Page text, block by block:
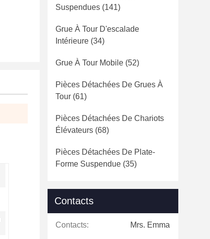
Suspendues (141)
Grue À Tour D'escalade
Intérieure (34)
Grue À Tour Mobile (52)
Pièces Détachées De Grues À
Tour (61)
Pièces Détachées De Chariots
Élévateurs (68)
Pièces Détachées De Plate-
Forme Suspendue (35)
Contacts
Contacts: Mrs. Emma